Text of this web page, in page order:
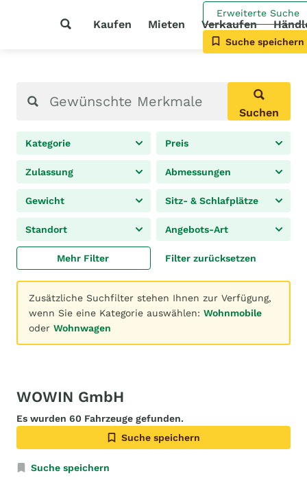
Kaufen Mieten Verkaufen
Erweiterte Suche
Suche speichern
Suchen
Kategorie Preis
Zulassung Abmessungen
Gewicht Sitz- & Schlafplätze
Standort Angebots-Art
Mehr Filter Filter zurücksetzen
Zusätzliche Suchfilter stehen Ihnen zur Verfügung,
wenn Sie eine Kategorie auswählen: Wohnmobile
oder Wohnwagen
WOWIN GmbH
Es wurden 60 Fahrzeuge gefunden.
Suche speichern
Suche speichern